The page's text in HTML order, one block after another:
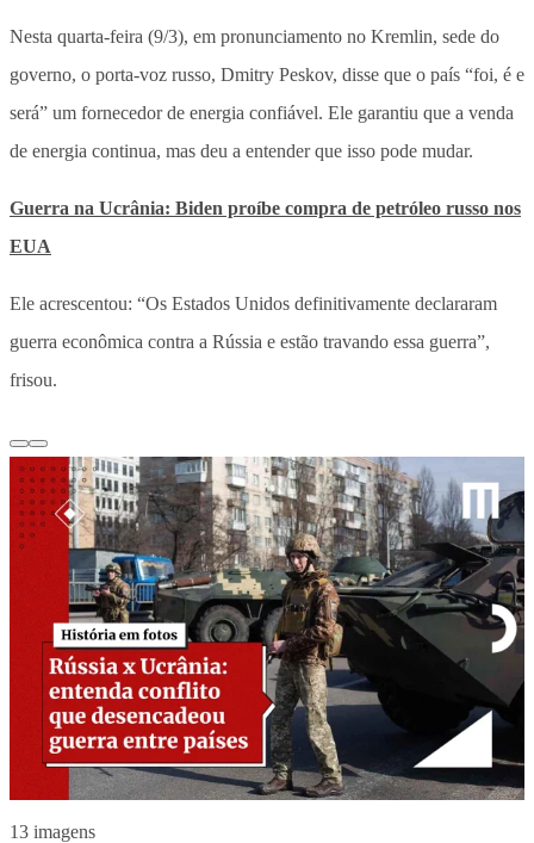
Nesta quarta-feira (9/3), em pronunciamento no Kremlin, sede do
governo, o porta-voz russo, Dmitry Peskov, disse que o país “foi, é e
será” um fornecedor de energia confiável. Ele garantiu que a venda
de energia continua, mas deu a entender que isso pode mudar.
Guerra na Ucrânia: Biden proíbe compra de petróleo russo nos
EUA
Ele acrescentou: “Os Estados Unidos definitivamente declararam
guerra econômica contra a Rússia e estão travando essa guerra”,
frisou.
13 imagens